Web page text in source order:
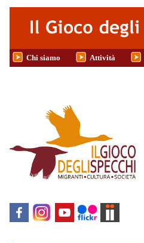
Chi siamo Attività